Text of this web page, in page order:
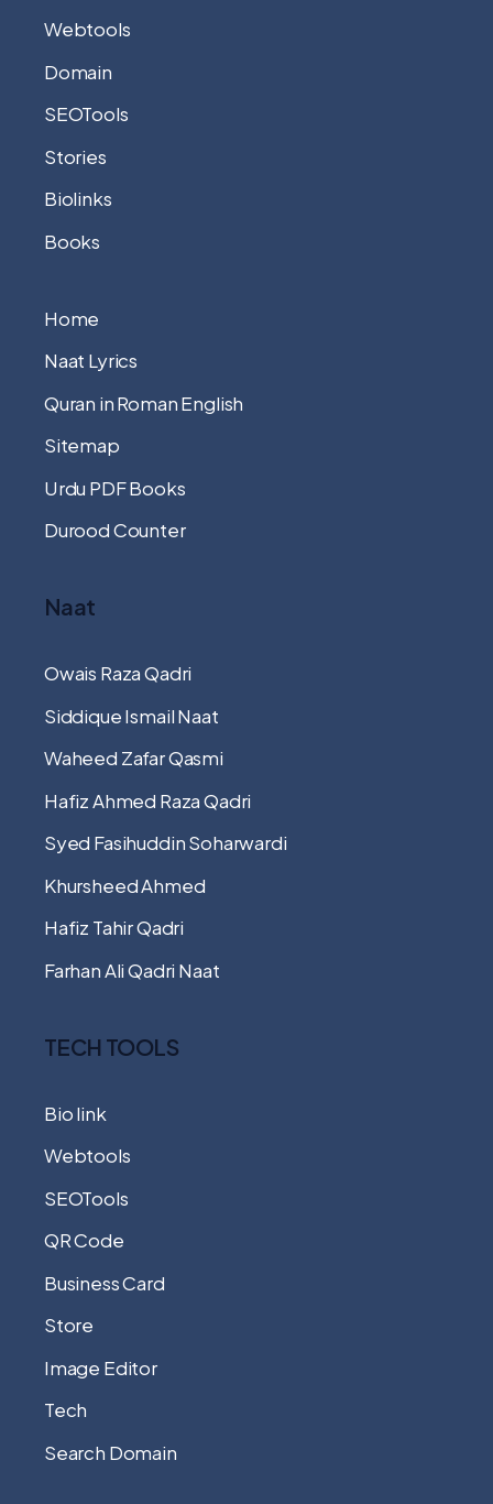
Webtools
Domain
SEOTools
Stories
Biolinks
Books
Home
Naat Lyrics
Quran in Roman English
Sitemap
Urdu PDF Books
Durood Counter
Naat
Owais Raza Qadri
Siddique Ismail Naat
Waheed Zafar Qasmi
Hafiz Ahmed Raza Qadri
Syed Fasihuddin Soharwardi
Khursheed Ahmed
Hafiz Tahir Qadri
Farhan Ali Qadri Naat
TECH TOOLS
Bio link
Webtools
SEOTools
QR Code
Business Card
Store
Image Editor
Tech
Search Domain